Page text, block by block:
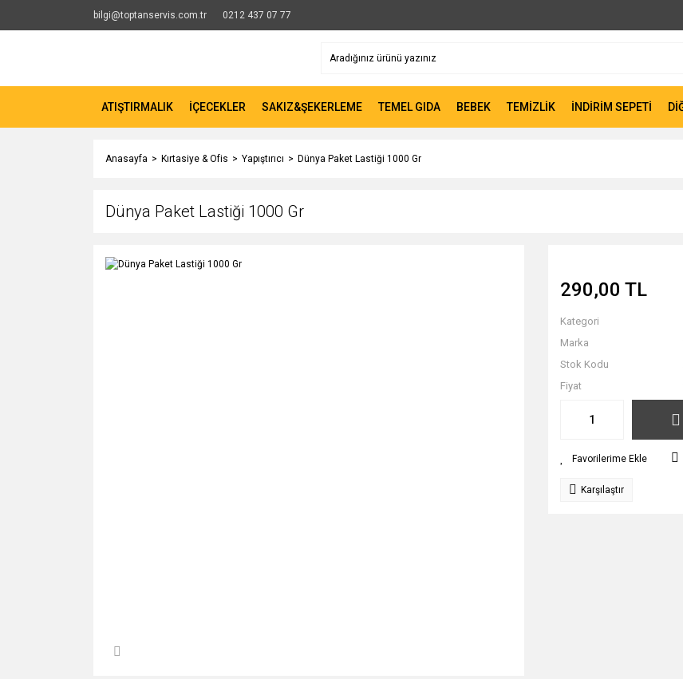
bilgi@toptanservis.com.tr 0212 437 07 77
ATIŞTIRMALIK İÇECEKLER SAKIZ&ŞEKERLEME TEMEL GIDA BEBEK TEMİZLİK İNDİRİM SEPETİ
Anasayfa Kırtasiye & Ofis Yapıştırıcı Dünya Paket Lastiği 1000 Gr
Dünya Paket Lastiği 1000 Gr
290,00 TL
Kategori
Marka
Stok Kodu
Fiyat
Karşılaştır